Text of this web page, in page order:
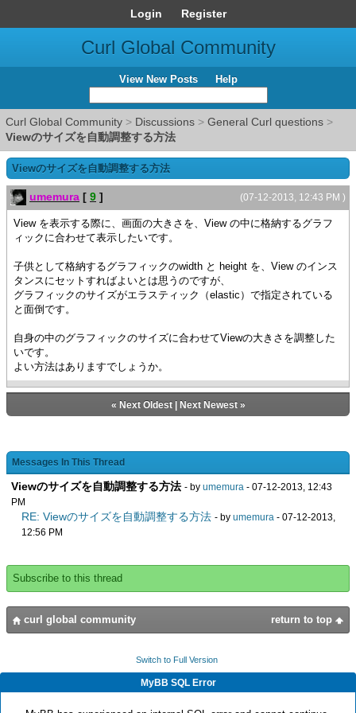
Login Register
Curl Global Community
View New Posts Help
Curl Global Community > Discussions > General Curl questions >
Viewのサイズを自動調整する方法
Viewのサイズを自動調整する方法
(07-12-2013, 12:43 PM )
umemura [ 9 ]
View を表示する際に、画面の大きさを、View の中に格納するグラフ
ィックに合わせて表示したいです。
子供として格納するグラフィックのwidth と height を、View のインス
タンスにセットすればよいとは思うのですが、
グラフィックのサイズがエラスティック（elastic）で指定されている
と面倒です。
自身の中のグラフィックのサイズに合わせてViewの大きさを調整した
いです。
よい方法はありますでしょうか。
« Next Oldest| Next Newest»
Messages In This Thread
Viewのサイズを自動調整する方法 - by umemura - 07-12-2013, 12:43
PM
RE: Viewのサイズを自動調整する方法 - by umemura - 07-12-2013,
12:56 PM
Subscribe to this thread
return to top
curl global community
Switch to Full Version
MyBB SQL Error